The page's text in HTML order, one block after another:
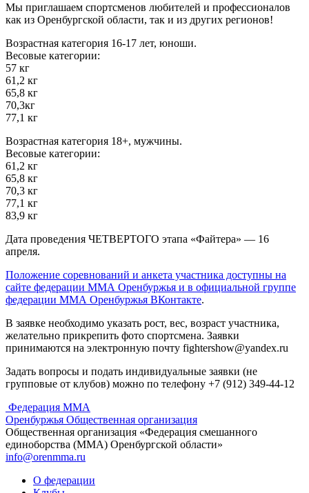
Мы приглашаем спортсменов любителей и профессионалов
как из Оренбургской области, так и из других регионов!
Возрастная категория 16-17 лет, юноши.
Весовые категории:
57 кг
61,2 кг
65,8 кг
70,3кг
77,1 кг
Возрастная категория 18+, мужчины.
Весовые категории:
61,2 кг
65,8 кг
70,3 кг
77,1 кг
83,9 кг
Дата проведения ЧЕТВЕРТОГО этапа «Файтера» — 16
апреля.
Положение соревнований и анкета участника доступны на
сайте федерации ММА Оренбуржья и в официальной группе
федерации ММА Оренбуржья ВКонтакте.
В заявке необходимо указать рост, вес, возраст участника,
желательно прикрепить фото спортсмена. Заявки
принимаются на электронную почту fightershow@yandex.ru
Задать вопросы и подать индивидуальные заявки (не
групповые от клубов) можно по телефону +7 (912) 349-44-12
Федерация ММА
Оренбуржья Общественная организация
Общественная организация «Федерация смешанного
единоборства (ММА) Оренбургской области»
info@orenmma.ru
О федерации